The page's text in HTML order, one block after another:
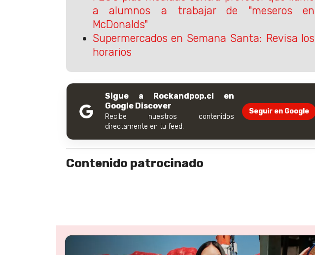
a alumnos a trabajar de "meseros en
McDonalds"
Supermercados en Semana Santa: Revisa los
horarios
Sigue a Rockandpop.cl en
Google Discover
Recibe nuestros contenidos
directamente en tu feed.
Seguir en Google
Contenido patrocinado